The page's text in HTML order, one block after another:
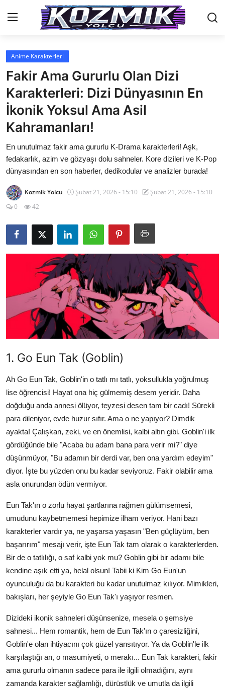
Anasayfa
Genel
İletişim
Anime Önerileri
Kore Dünyası
Anime Karakterleri
Anime
Testler
Anime Karakterleri
Fakir Ama Gururlu Olan Dizi
Karakterleri: Dizi Dünyasının En
İkonik Yoksul Ama Asil
Kahramanları!
En unutulmaz fakir ama gururlu K-Drama karakterleri! Aşk,
fedakarlık, azim ve gözyaşı dolu sahneler. Kore dizileri ve K-Pop
dünyasından en son haberler, dedikodular ve analizler burada!
Kozmik Yolcu Şubat 21, 2026 - 15:10
Şubat 21, 2026 - 15:10
0
42
1. Go Eun Tak (Goblin)
Ah Go Eun Tak, Goblin'in o tatlı mı tatlı, yoksullukla yoğrulmuş
lise öğrencisi! Hayat ona hiç gülmemiş desem yeridir. Daha
doğduğu anda annesi ölüyor, teyzesi desen tam bir cadı! Sürekli
para dileniyor, evde huzur sıfır. Ama o ne yapıyor? Dimdik
ayakta! Çalışkan, zeki, ve en önemlisi, kalbi altın gibi. Goblin'i ilk
gördüğünde bile "Acaba bu adam bana para verir mi?" diye
düşünmüyor, "Bu adamın bir derdi var, ben ona yardım edeyim"
diyor. İşte bu yüzden onu bu kadar seviyoruz. Fakir olabilir ama
asla onurundan ödün vermiyor.
Eun Tak'ın o zorlu hayat şartlarına rağmen gülümsemesi,
umudunu kaybetmemesi hepimize ilham veriyor. Hani bazı
karakterler vardır ya, ne yaşarsa yaşasın "Ben güçlüyüm, ben
başarırım" mesajı verir, işte Eun Tak tam olarak o karakterlerden.
Bir de o tatlılığı, o saf kalbi yok mu? Goblin gibi bir adamı bile
kendine aşık etti ya, helal olsun! Tabii ki Kim Go Eun'un
oyunculuğu da bu karakteri bu kadar unutulmaz kılıyor. Mimikleri,
bakışları, her şeyiyle Go Eun Tak'ı yaşıyor resmen.
Dizideki ikonik sahneleri düşünsenize, mesela o şemsiye
sahnesi... Hem romantik, hem de Eun Tak'ın o çaresizliğini,
Goblin'e olan ihtiyacını çok güzel yansıtıyor. Ya da Goblin'le ilk
karşılaştığı an, o masumiyeti, o merakı... Eun Tak karakteri, fakir
ama gururlu olmanın sadece para ile ilgili olmadığını, aynı
zamanda karakter sağlamlığı, dürüstlük ve umutla da ilgili